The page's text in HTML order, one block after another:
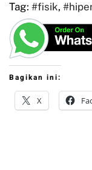
Tag: #fisik,
Bagikan ini:
X